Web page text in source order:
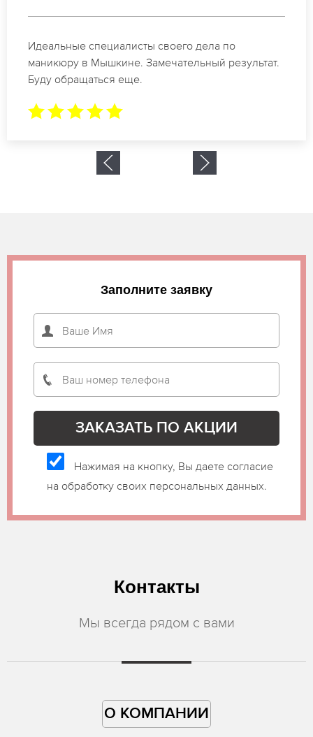
Спасибо огромное. Заказывала маникюр на день
рождение в Мышкине. За 1.5 часа все было
готово.
Заполните заявку
Нажимая на кнопку, Вы даете согласие
на обработку своих персональных данных.
Контакты
Мы всегда рядом с вами
О КОМПАНИИ